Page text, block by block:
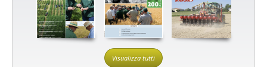
Visualizza tutti